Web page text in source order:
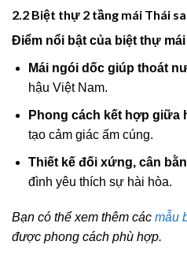
2.2 Biệt thự 2 tầng mái Thái
Điểm nổi bật của biệt thự mái
Mái ngói dốc giúp thoát
hậu Việt Nam.
Phong cách kết hợp giữa
tạo cảm giác ấm cúng.
Thiết kế đối xứng, cân
đình yêu thích sự hài hòa.
Bạn có thể xem thêm các mẫu
được phong cách phù hợp.